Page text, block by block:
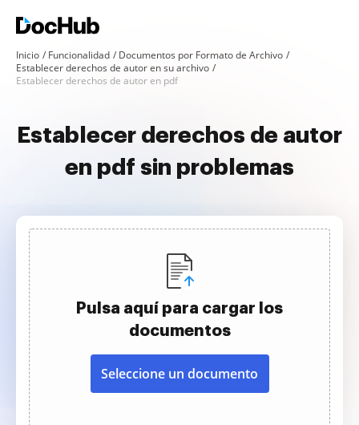
Inicio Funcionalidad
Documentos por Formato de Archivo
Establecer derechos de autor en su archivo
Establecer derechos de autor en pdf
Establecer derechos de autor
en pdf sin problemas
Pulsa aquí para cargar los
documentos
Seleccione un documento